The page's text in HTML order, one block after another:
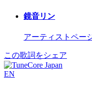
鏡音リン
アーティストペー
この歌詞をシェア
EN